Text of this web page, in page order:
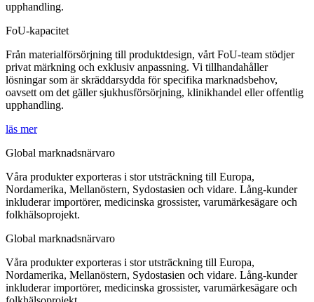
upphandling.
FoU-kapacitet
Från materialförsörjning till produktdesign, vårt FoU-team stödjer
privat märkning och exklusiv anpassning. Vi tillhandahåller
lösningar som är skräddarsydda för specifika marknadsbehov,
oavsett om det gäller sjukhusförsörjning, klinikhandel eller offentlig
upphandling.
läs mer
Global marknadsnärvaro
Våra produkter exporteras i stor utsträckning till Europa,
Nordamerika, Mellanöstern, Sydostasien och vidare. Lång-kunder
inkluderar importörer, medicinska grossister, varumärkesägare och
folkhälsoprojekt.
Global marknadsnärvaro
Våra produkter exporteras i stor utsträckning till Europa,
Nordamerika, Mellanöstern, Sydostasien och vidare. Lång-kunder
inkluderar importörer, medicinska grossister, varumärkesägare och